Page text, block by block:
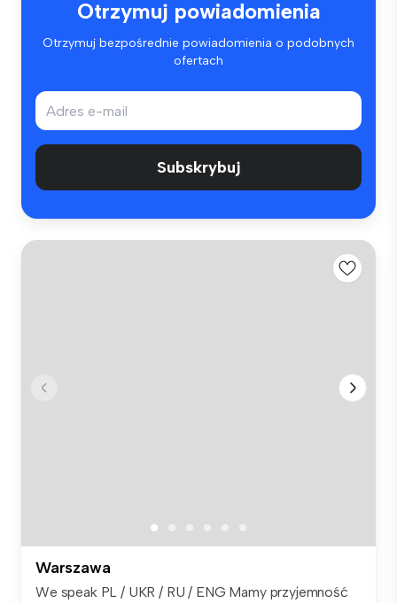
Otrzymuj powiadomienia
Otrzymuj bezpośrednie powiadomienia o podobnych
ofertach
Subskrybuj
Warszawa
We speak PL / UKR / RU / ENG Mamy przyjemność